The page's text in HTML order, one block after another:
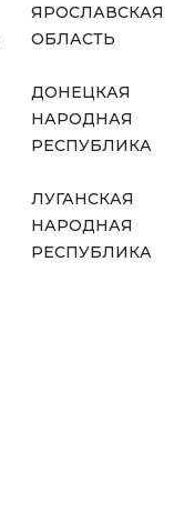
ЯРОСЛАВСКАЯ
ОБЛАСТЬ
ДОНЕЦКАЯ
НАРОДНАЯ
РЕСПУБЛИКА
ЛУГАНСКАЯ
НАРОДНАЯ
РЕСПУБЛИКА